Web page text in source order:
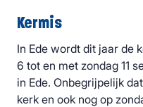
Kermis
In Ede wordt dit jaar de
6 tot en met zondag 11
in Ede. Onbegrijpelijk
kerk en ook nog op